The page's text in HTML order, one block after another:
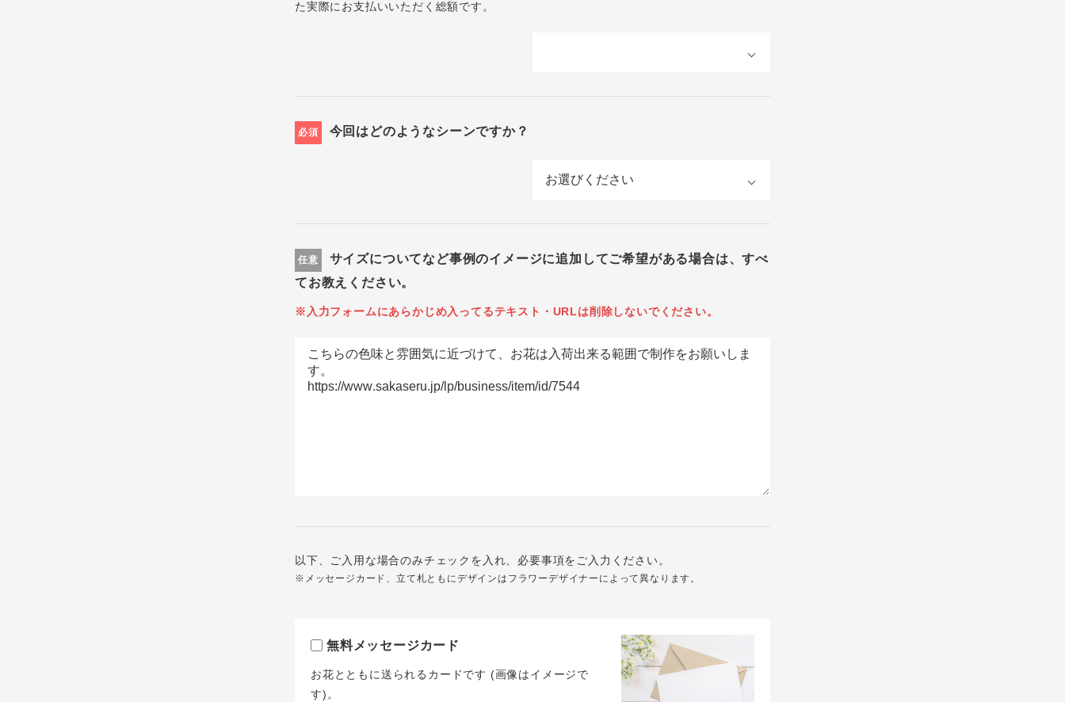
た実際にお支払いいただく総額です。
必須 今回はどのようなシーンですか？
任意
サイズについてなど事例のイメージに追加してご希望がある場合は、すべ
てお教えください。
※入力フォームにあらかじめ入ってるテキスト・URLは削除しないでください。
以下、ご入用な場合のみチェックを入れ、必要事項をご入力ください。
※メッセージカード、立て札ともにデザインはフラワーデザイナーによって異なります。
無料メッセージカード
お花とともに送られるカードです (画像はイメージで
す)。